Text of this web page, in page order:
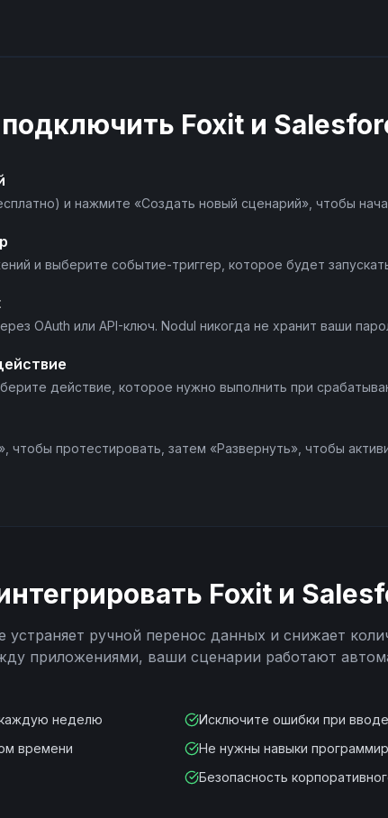
Foxitи
и нажмите «Создать новый сценарий», чтобы
и выберите событие-триггер, которое будет
OAuth или API-ключ. Nodul никогда не хранит ваши
действие, которое нужно выполнить при
чтобы протестировать, затем «Развернуть», чтобы
Foxit и
устраняет ручной перенос данных и снижает
приложениями, ваши сценарии работают
неделю
Исключите ошибки при
времени
Не нужны навыки
Безопасность